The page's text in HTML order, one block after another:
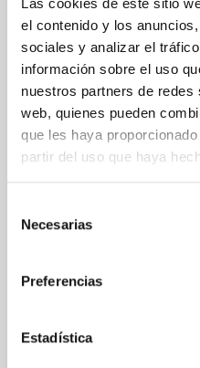
el contenido y los
sociales y analizar el
información sobre el uso
nuestros partners de
web, quienes pueden
que les haya
partir del uso que haya
Necesarias
Preferencias
Estadística
DESCARGAS
Otros